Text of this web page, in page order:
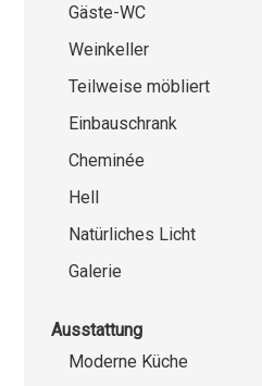
Gäste-WC
Weinkeller
Teilweise möbliert
Einbauschrank
Cheminée
Hell
Natürliches Licht
Galerie
Ausstattung
Moderne Küche